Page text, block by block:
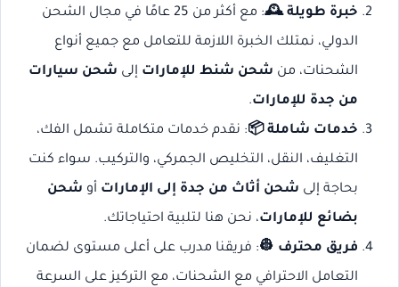
خبرة طويلة 🕰️
: مع أكثر من 25 عامًا في مجال الشحن
الدولي، نمتلك الخبرة اللازمة للتعامل مع جميع أنواع
الشحنات، من شحن شنط للإمارات إلى شحن سيارات
من جدة للإمارات.
خدمات شاملة 📦: نقدم خدمات متكاملة تشمل الفك،
التغليف، النقل، التخليص الجمركي، والتركيب. سواء كنت
بحاجة إلى شحن أثاث من جدة إلى الإمارات أو شحن
بضائع للإمارات، نحن هنا لتلبية احتياجاتك.
فريق محترف 👷: فريقنا مدرب على أعلى مستوى لضمان
التعامل الاحترافي مع الشحنات، مع التركيز على السرعة